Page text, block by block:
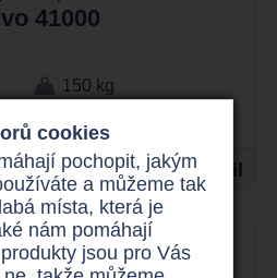
41000
150 kg
Detail
cookies
pochopit, jakým
a můžeme tak
místa, která je
nám pomáhají
jsou pro Vás